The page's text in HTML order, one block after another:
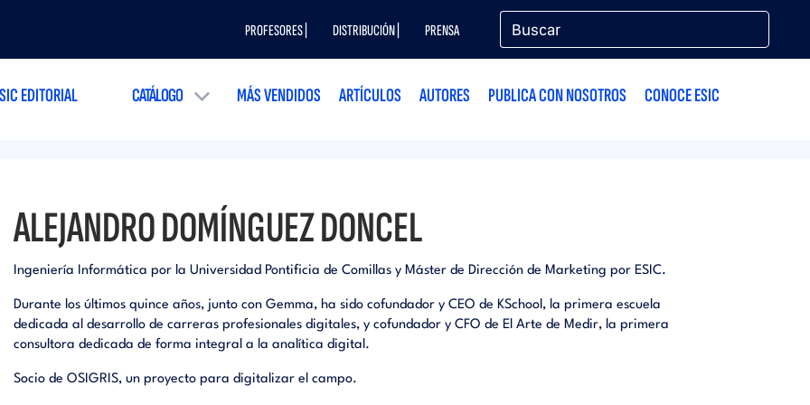
PROFESORES | DISTRIBUCIÓN | PRENSA
EDITORIAL CATÁLOGO MÁS VENDIDOS ARTÍCULOS AUTORES PUBLICA CON NOSOTROS CONOCE ESIC
ALEJANDRO DOMÍNGUEZ DONCEL
Ingeniería Informática por la Universidad Pontificia de Comillas y Máster de Dirección de Marketing por ESIC.
Durante los últimos quince años, junto con Gemma, ha sido cofundador y CEO de KSchool, la primera escuela
dedicada al desarrollo de carreras profesionales digitales, y cofundador y CFO de El Arte de Medir, la primera
consultora dedicada de forma integral a la analítica digital.
Socio de OSIGRIS, un proyecto para digitalizar el campo.